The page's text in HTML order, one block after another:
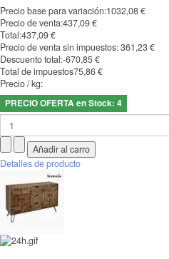
Precio base para variación:1032,08 €
Precio de venta:437,09 €
Total:437,09 €
Precio de venta sin impuestos:361,23 €
Descuento total:-670,85 €
Total de impuestos75,86 €
Precio / kg:
PRECIO OFERTA en Stock: 4
Detalles de producto